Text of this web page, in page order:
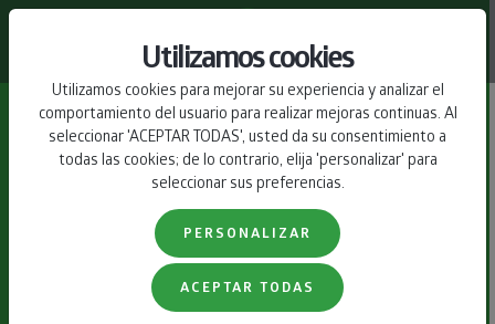
Utilizamos cookies
Utilizamos cookies para mejorar su experiencia y analizar el
comportamiento del usuario para realizar mejoras continuas. Al
seleccionar 'ACEPTAR TODAS', usted da su consentimiento a
todas las cookies; de lo contrario, elija 'personalizar' para
seleccionar sus preferencias.
PERSONALIZAR
ACEPTAR TODAS